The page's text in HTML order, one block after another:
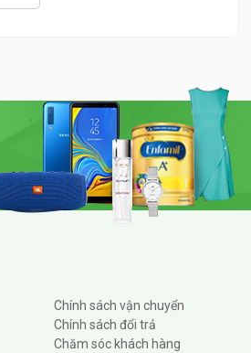
Chính sách vận chuyển
Chính sách đổi trả
Chăm sóc khách hàng